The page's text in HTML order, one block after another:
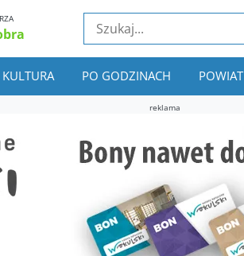
KULTURA PO GODZINACH POWIAT
reklama